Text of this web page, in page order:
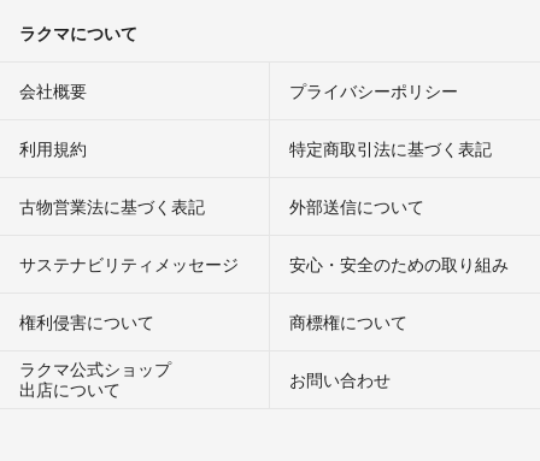
ラクマについて
会社概要 プライバシーポリシー
利用規約 特定商取引法に基づく表記
古物営業法に基づく表記 外部送信について
サステナビリティメッセージ 安心・安全のための取り組み
権利侵害について
商標権について
ラクマ公式ショップ
出店について
お問い合わせ